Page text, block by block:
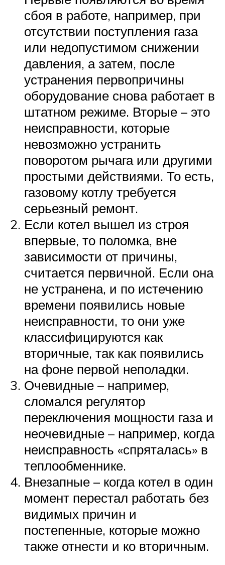
сбоя в работе, например, при
отсутствии поступления газа
или недопустимом снижении
давления, а затем, после
устранения первопричины
оборудование снова работает в
штатном режиме. Вторые – это
неисправности, которые
невозможно устранить
поворотом рычага или другими
простыми действиями. То есть,
газовому котлу требуется
серьезный ремонт.
Если котел вышел из строя
впервые, то поломка, вне
зависимости от причины,
считается первичной. Если она
не устранена, и по истечению
времени появились новые
неисправности, то они уже
классифицируются как
вторичные, так как появились
на фоне первой неполадки.
Очевидные – например,
сломался регулятор
переключения мощности газа и
неочевидные – например, когда
неисправность «спряталась» в
теплообменнике.
Внезапные – когда котел в один
момент перестал работать без
видимых причин и
постепенные, которые можно
также отнести и ко вторичным.